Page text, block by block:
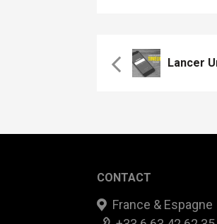
CONTACT
France & Espagne